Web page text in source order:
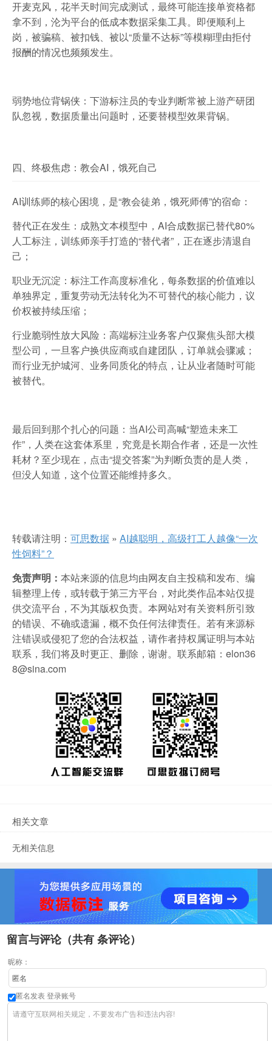
开麦克风，花半天时间完成测试，最终可能连接单资格都
拿不到，沦为平台的低成本数据采集工具。即便顺利上
岗，被骗稿、被扣钱、被以“质量不达标”等模糊理由拒付
报酬的情况也频频发生。
弱势地位背锅侠：下游标注员的专业判断常被上游产研团
队忽视，数据质量出问题时，还要替模型效果背锅。
四、终极焦虑：教会AI，饿死自己
AI训练师的核心困境，是“教会徒弟，饿死师傅”的宿命：
替代正在发生：成熟文本模型中，AI合成数据已替代80%
人工标注，训练师亲手打造的“替代者”，正在逐步清退自
己；
职业无沉淀：标注工作高度标准化，每条数据的价值难以
单独界定，重复劳动无法转化为不可替代的核心能力，议
价权被持续压缩；
行业脆弱性放大风险：高端标注业务客户仅聚焦头部大模
型公司，一旦客户换供应商或自建团队，订单就会骤减；
而行业无护城河、业务同质化的特点，让从业者随时可能
被替代。
最后回到那个扎心的问题：当AI公司高喊“塑造未来工
作”，人类在这套体系里，究竟是长期合作者，还是一次性
耗材？至少现在，点击“提交答案”为判断负责的是人类，
但没人知道，这个位置还能维持多久。
转载请注明： 可思数据 » AI越聪明，高级打工人越像“一次
性饲料”？
免责声明： 本站来源的信息均由网友自主投稿和发布、编
辑整理上传，或转载于第三方平台，对此类作品本站仅提
供交流平台，不为其版权负责。本网站对有关资料所引致
的错误、不确或遗漏，概不负任何法律责任。若有来源标
注错误或侵犯了您的合法权益，请作者持权属证明与本站
联系，我们将及时更正、删除，谢谢。联系邮箱：elon36
8@sina.com
相关文章
无相关信息
留言与评论（共有条评论）
昵称：
匿名发表登录账号